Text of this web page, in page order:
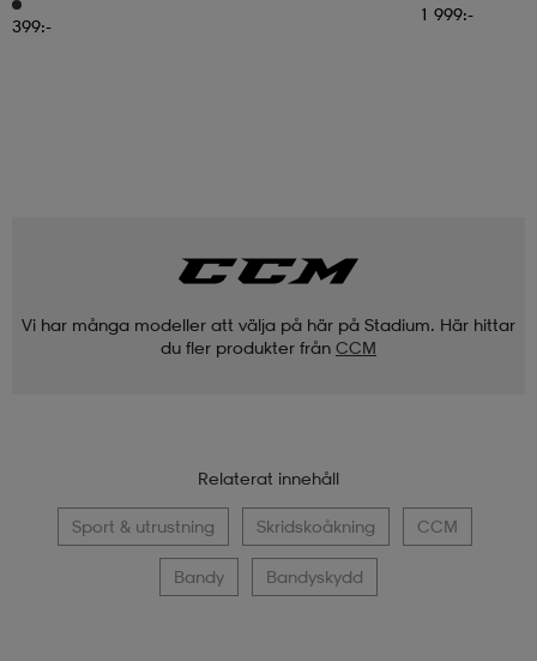
399:-
1 999:-
Vi har många modeller att välja på här på Stadium. Här hittar
du fler produkter från CCM
Relaterat innehåll
Sport & utrustning Skridskoåkning CCM
Bandy Bandyskydd